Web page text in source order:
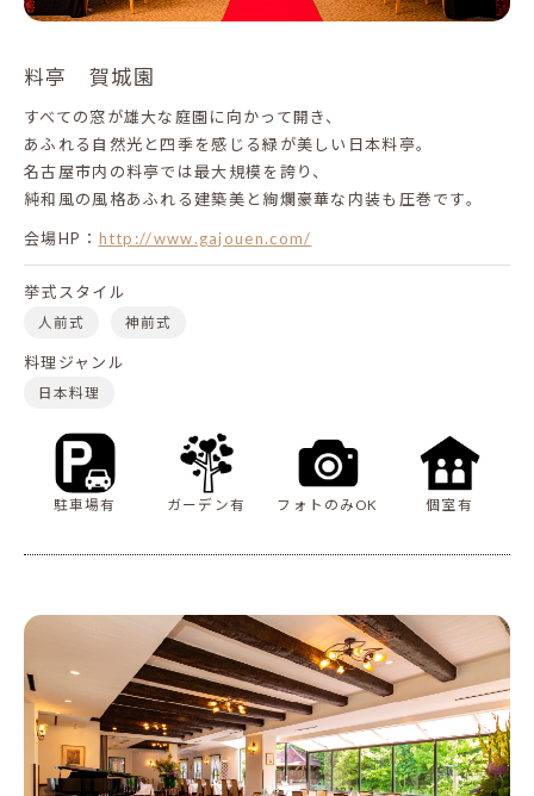
料亭 賀城園
すべての窓が雄大な庭園に向かって開き、
あふれる自然光と四季を感じる緑が美しい日本料亭。
名古屋市内の料亭では最大規模を誇り、
純和風の風格あふれる建築美と絢爛豪華な内装も圧巻です。
会場HP： http://www.gajouen.com/
挙式スタイル
人前式 神前式
料理ジャンル
日本料理
駐車場有 ガーデン有 フォトのみOK 個室有